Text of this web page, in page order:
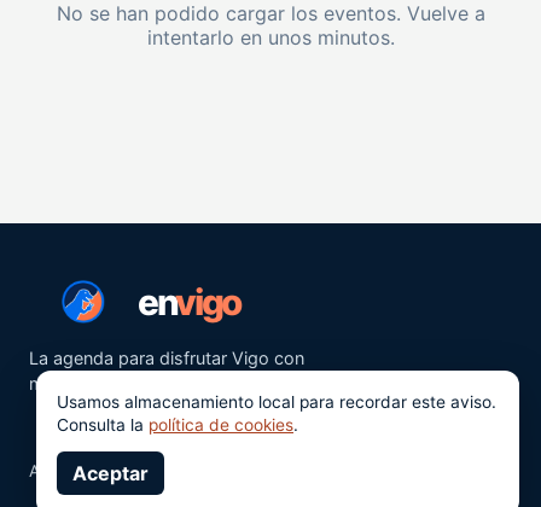
No se han podido cargar los eventos. Vuelve a
intentarlo en unos minutos.
envigo
La agenda para disfrutar Vigo con
más ganas.
Aviso legalPrivacidad
Usamos almacenamiento local para recordar este aviso.
Consulta la política de cookies.
Aceptar